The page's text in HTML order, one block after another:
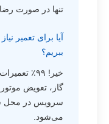
تنها در صورت
آیا برای تعمیر
ببریم؟
خیر! ۹۹٪
گاز، تعویض
سرویس در محل
می‌شود.